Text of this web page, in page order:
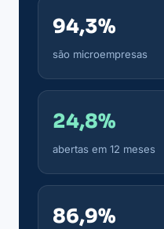
94,3%
são microempresas
24,8%
abertas em 12 meses
86,9%